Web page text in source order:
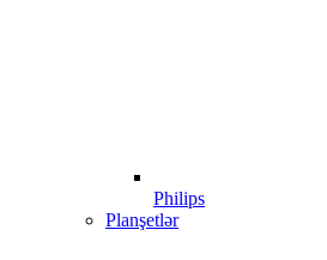
Philips
Planşetlər